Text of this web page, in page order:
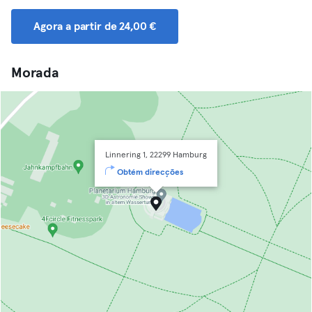
Agora a partir de 24,00 €
Morada
Linnering 1, 22299 Hamburg
Obtém direcções